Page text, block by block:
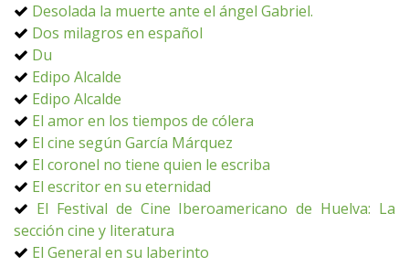
Desolada la muerte ante el ángel Gabriel.
Dos milagros en español
Du
Edipo Alcalde
Edipo Alcalde
El amor en los tiempos de cólera
El cine según García Márquez
El coronel no tiene quien le escriba
El escritor en su eternidad
El Festival de Cine Iberoamericano de Huelva: La
sección cine y literatura
El General en su laberinto